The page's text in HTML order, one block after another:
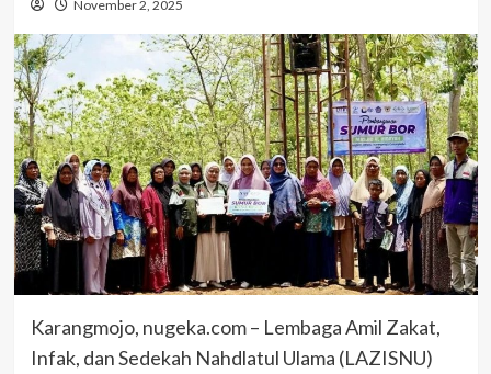
November 2, 2025
Karangmojo, nugeka.com – Lembaga Amil Zakat,
Infak, dan Sedekah Nahdlatul Ulama (LAZISNU)